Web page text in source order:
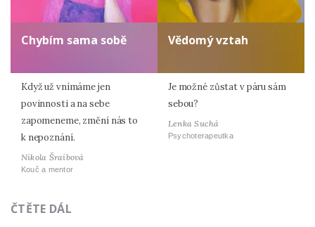
Chybím sama sobě
Když už vnímáme jen
povinnosti a na sebe
zapomeneme, změní nás to
k nepoznání.
Nikola Šraibová
Kouč a mentor
Vědomý vztah
Je možné zůstat v páru sám
sebou?
Lenka Suchá
Psychoterapeutka
ČTĚTE DÁL